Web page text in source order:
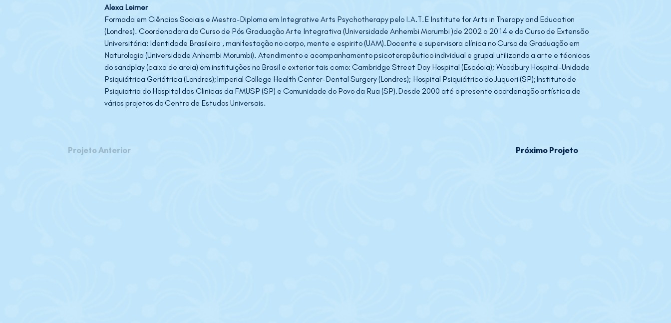
Alexa Leirner
Formada em Ciências Sociais e Mestra-Diploma em Integrative Arts Psychotherapy pelo I.A.T.E Institute for Arts in Therapy and Education
(Londres). Coordenadora do Curso de Pós Graduação Arte Integrativa (Universidade Anhembi Morumbi )de 2002 a 2014 e do Curso de Extensão
Universitária: Identidade Brasileira , manifestação no corpo, mente e espirito (UAM).Docente e supervisora clínica no Curso de Graduação em
Naturologia (Universidade Anhembi Morumbi). Atendimento e acompanhamento psicoterapêutico individual e grupal utilizando a arte e técnicas
do sandplay (caixa de areia) em instituições no Brasil e exterior tais como: Cambridge Street Day Hospital (Escócia); Woodbury Hospital-Unidade
Psiquiátrica Geriátrica (Londres);Imperial College Health Center-Dental Surgery (Londres); Hospital Psiquiátrico do Juqueri (SP);Instituto de
Psiquiatria do Hospital das Clinicas da FMUSP (SP) e Comunidade do Povo da Rua (SP).Desde 2000 até o presente coordenação artística de
vários projetos do Centro de Estudos Universais.
Projeto Anterior Próximo Projeto